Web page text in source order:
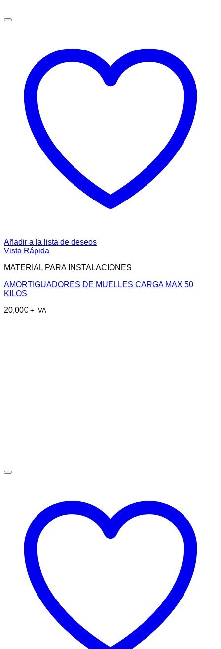
Añadir a la lista de deseos
Vista Rápida
MATERIAL PARA INSTALACIONES
AMORTIGUADORES DE MUELLES CARGA MAX 50
KILOS
20,00€ + IVA